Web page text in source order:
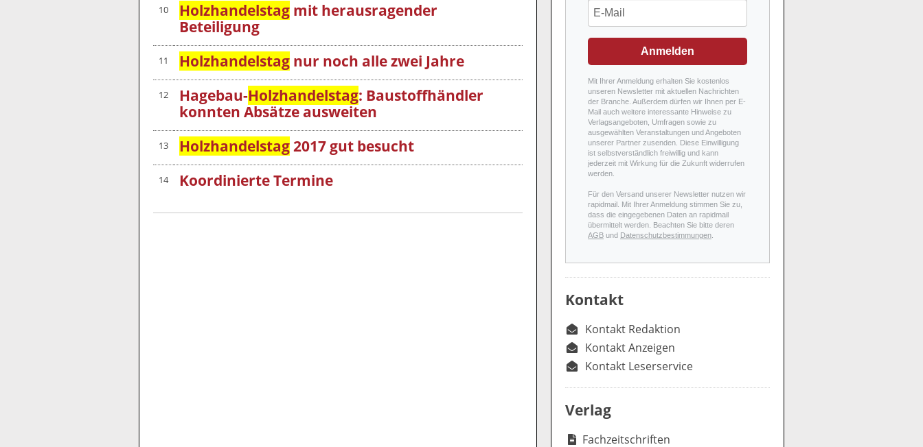
10 Holzhandelstag mit herausragender
Beteiligung
11 Holzhandelstag nur noch alle zwei Jahre
12 Hagebau-Holzhandelstag: Baustoffhändler
konnten Absätze ausweiten
13 Holzhandelstag2017 gut besucht
14 Koordinierte Termine
Anmelden
Mit Ihrer Anmeldung erhalten Sie kostenlos
unseren Newsletter mit aktuellen Nachrichten
der Branche. Außerdem dürfen wir Ihnen per E-
Mail auch weitere interessante Hinweise zu
Verlagsangeboten, Umfragen sowie zu
ausgewählten Veranstaltungen und Angeboten
unserer Partner zusenden. Diese Einwilligung
ist selbstverständlich freiwillig und kann
jederzeit mit Wirkung für die Zukunft widerrufen
werden.
Für den Versand unserer Newsletter nutzen wir
rapidmail. Mit Ihrer Anmeldung stimmen Sie zu,
dass die eingegebenen Daten an rapidmail
übermittelt werden. Beachten Sie bitte deren
AGB und Datenschutzbestimmungen
Kontakt
Kontakt Redaktion
Kontakt Anzeigen
Kontakt Leserservice
Verlag
Fachzeitschriften